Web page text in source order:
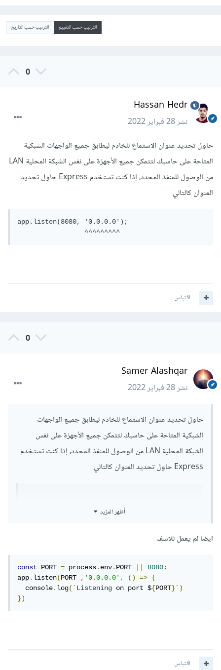
الترتيب حسب التقييم الترتيب حسب التاريخ
0
Hassan Hedr
نشر28 فبراير 2022
حاول تحديد عنوان الاستماع للخادم ليطابق جميع الواجهات الشبكية
المتاحة على حاسبك لتتمكن جميع الأجهزة على نفس الشبكة المحلية LAN
من الوصول للمنفذ المحدد، إذا كنت تستخدم Express حاول تحديد
العنوان كالتالي
app.listen(8080, '0.0.0.0');
                 ^^^^^^^^^
اقتباس
0
Samer Alashqar
نشر28 فبراير 2022
حاول تحديد عنوان الاستماع للخادم ليطابق جميع الواجهات
الشبكية المتاحة على حاسبك لتتمكن جميع الأجهزة على نفس
الشبكة المحلية LAN من الوصول للمنفذ المحدد، إذا كنت تستخدم
Express حاول تحديد العنوان كالتالي
app.listen(8080, '0.0.0.0');
                 ^^^^^^^^^
أظهر المزيد
ايضا لم يعمل للاسف
const PORT = process.env.PORT || 8080;
app.listen(PORT ,'0.0.0.0', () =>
{
  console
.log(`Listening on port ${PORT}`)
})
اقتباس